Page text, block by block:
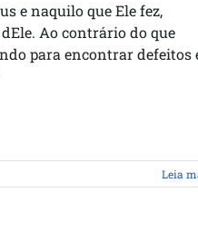
e naquilo que Ele fez,
Ao contrário do que
para encontrar defeitos
Leia